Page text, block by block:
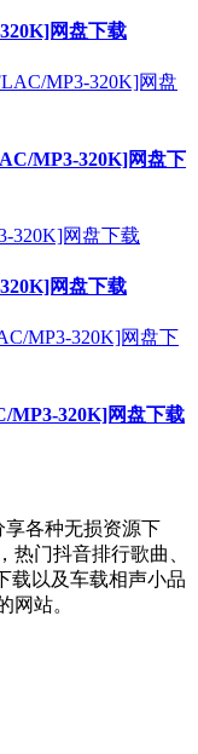
网盘下载
MP3-320K]网盘下
网盘下载
MP3-320K]网盘下载
享各种无损资源下
热门抖音排行歌曲、
载以及车载相声小品
网站。